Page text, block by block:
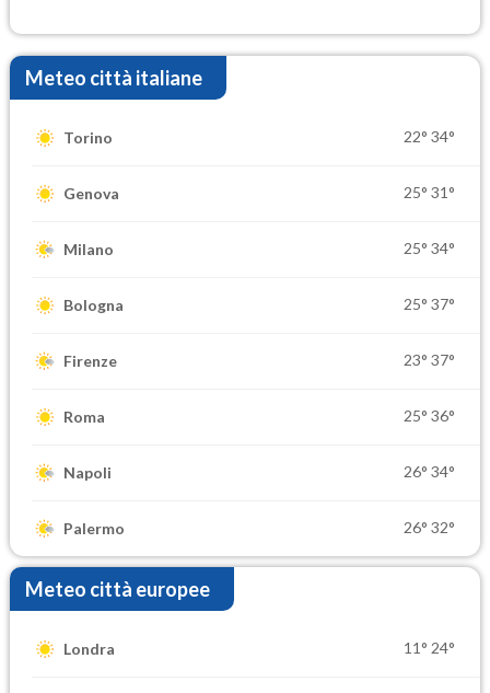
Meteo città italiane
Torino 22° 34°
Genova 25° 31°
Milano 25° 34°
Bologna 25° 37°
Firenze 23° 37°
Roma 25° 36°
Napoli 26° 34°
Palermo 26° 32°
Meteo città europee
Londra 11° 24°